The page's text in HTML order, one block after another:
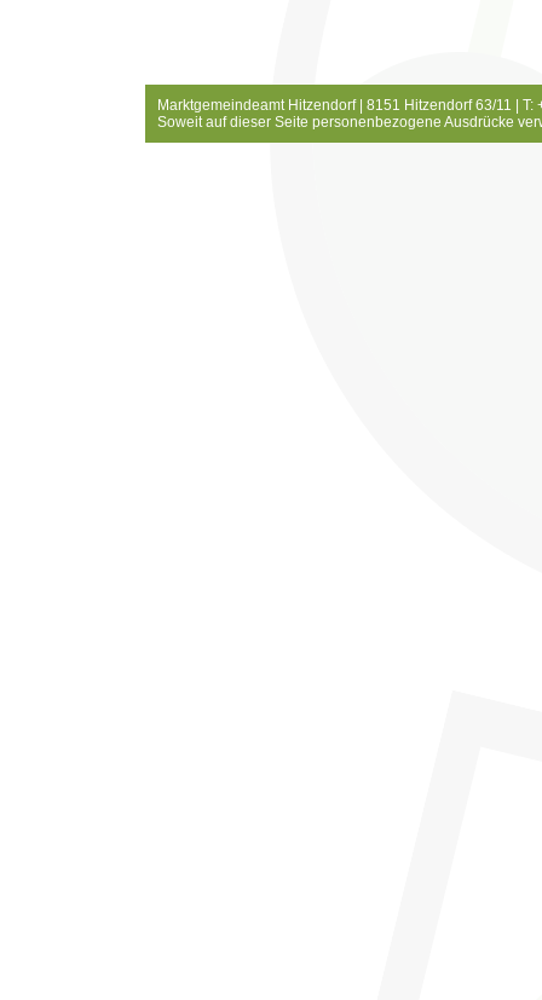
Marktgemeindeamt Hitzendorf | 8151 Hitzendorf 63/11 |
Soweit auf dieser Seite personenbezogene Ausdrücke